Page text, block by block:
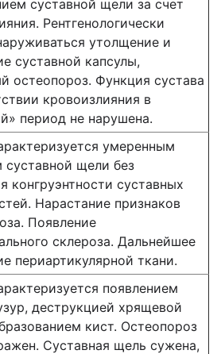
суставной щели за счет
Рентгенологически
утолщение и
суставной капсулы,
остеопороз. Функция сустава
кровоизлияния в
период не нарушена.
умеренным
щели без
конгруэнтности суставных
Нарастание признаков
Появление
склероза. Дальнейшее
периартикулярной ткани.
появлением
деструкцией хрящевой
кист. Остеопороз
Суставная щель сужена,